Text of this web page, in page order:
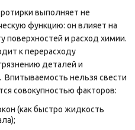
выполняет не
функцию: он влияет на
поверхностей и расход химии.
к перерасходу
деталей и
нельзя свести
совокупностью факторов:
(как быстро жидкость